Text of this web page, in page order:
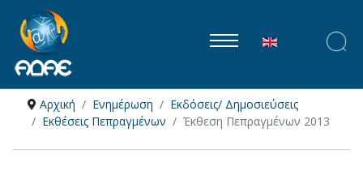
Επιλέξτε τη
Αρχική Ενημέρωση
Εκδόσεις/ Δημοσιεύσεις
Εκθέσεις Πεπραγμένων
Έκθεση Πεπραγμένων 2013